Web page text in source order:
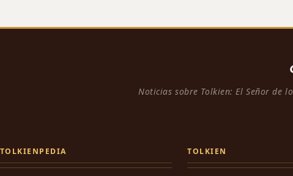
Noticias sobre Tolkien: El Señor de
TOLKIENPEDIA TOLKIEN